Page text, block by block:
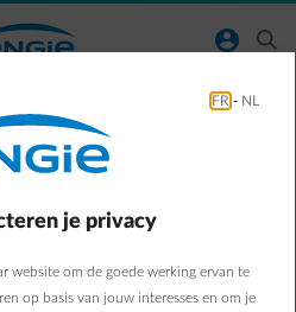
normal-account-circle search
leven
milieu-
huisdier te
FR - NL
je privacy
website om de goede werking ervan te
op basis van jouw interesses en om je